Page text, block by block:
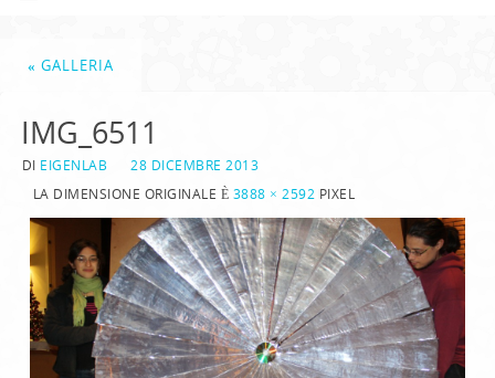
« GALLERIA
IMG_6511
DI EIGENLAB
28 DICEMBRE 2013
LA DIMENSIONE ORIGINALE È 3888 × 2592 PIXEL